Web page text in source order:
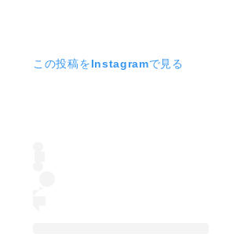
この投稿をInstagramで見る